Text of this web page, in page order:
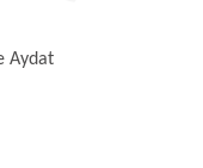
Aydat